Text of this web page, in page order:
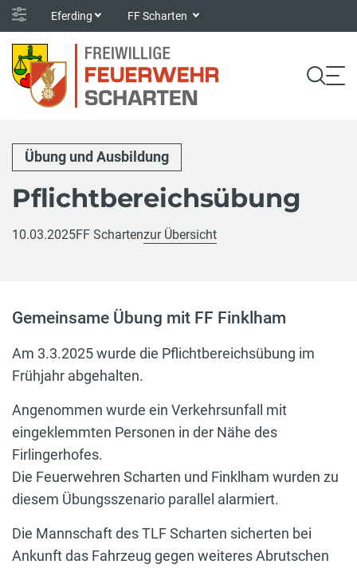
Eferding FF Scharten
Übung und Ausbildung
Pflichtbereichsübung
10.03.2025FF Schartenzur Übersicht
Gemeinsame Übung mit FF Finklham
Am 3.3.2025 wurde die Pflichtbereichsübung im
Frühjahr abgehalten.
Angenommen wurde ein Verkehrsunfall mit
eingeklemmten Personen in der Nähe des
Firlingerhofes.
Die Feuerwehren Scharten und Finklham wurden zu
diesem Übungsszenario parallel alarmiert.
Die Mannschaft des TLF Scharten sicherten bei
Ankunft das Fahrzeug gegen weiteres Abrutschen